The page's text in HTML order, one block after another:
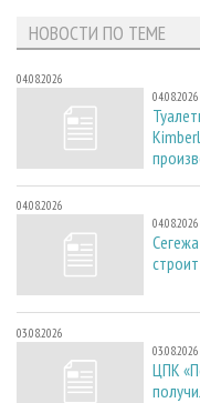
НОВОСТИ ПО ТЕМЕ
04.08.2026
04.08.2026
04.08.2026
04.08.2026
03.08.2026
03.08.2026
ЦПК